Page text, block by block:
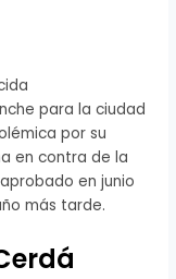
para la ciudad
por su
en contra de la
en junio
más tarde.